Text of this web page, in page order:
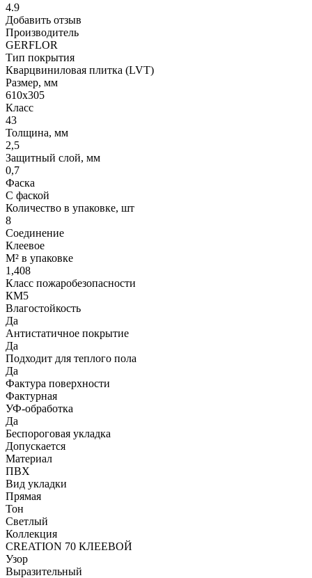
4.9
Добавить отзыв
Производитель
GERFLOR
Тип покрытия
Кварцвиниловая плитка (LVT)
Размер, мм
610x305
Класс
43
Толщина, мм
2,5
Защитный слой, мм
0,7
Фаска
С фаской
Количество в упаковке, шт
8
Соединение
Клеевое
М² в упаковке
1,408
Класс пожаробезопасности
КМ5
Влагостойкость
Да
Антистатичное покрытие
Да
Подходит для теплого пола
Да
Фактура поверхности
Фактурная
УФ-обработка
Да
Беспороговая укладка
Допускается
Материал
ПВХ
Вид укладки
Прямая
Тон
Светлый
Коллекция
CREATION 70 КЛЕЕВОЙ
Узор
Выразительный